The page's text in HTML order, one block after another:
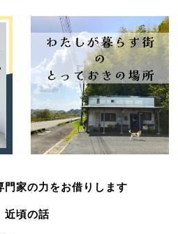
門家の力をお借りします
近頃の話